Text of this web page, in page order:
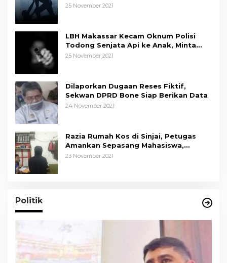
25 November 2021
LBH Makassar Kecam Oknum Polisi
Todong Senjata Api ke Anak, Minta
Kapolda Sulsel Tindak Tegas
25 November 2021
Dilaporkan Dugaan Reses Fiktif,
Sekwan DPRD Bone Siap Berikan Data
24 November 2021
Razia Rumah Kos di Sinjai, Petugas
Amankan Sepasang Mahasiswa,
Mengaku Berpacaran
23 November 2021
Politik